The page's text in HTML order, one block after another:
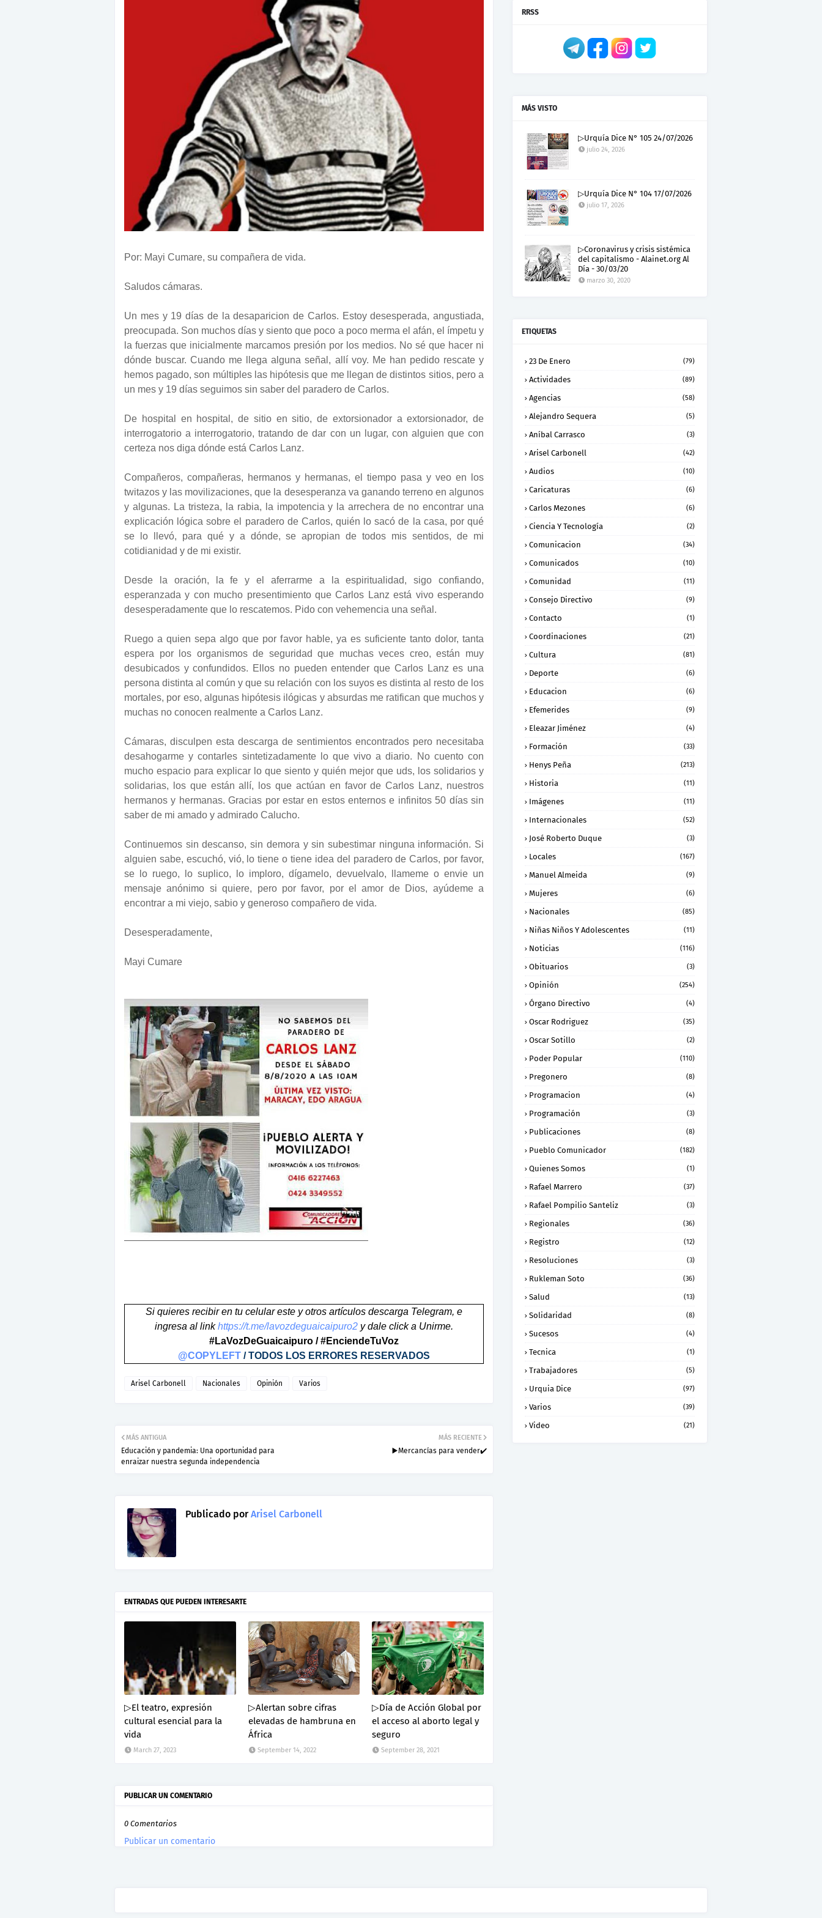
Por: Mayi Cumare, su compañera de vida.
Saludos cámaras.
Un mes y 19 días de la desaparicion de Carlos. Estoy desesperada, angustiada,
preocupada. Son muchos días y siento que poco a poco merma el afán, el ímpetu y
la fuerzas que inicialmente marcamos presión por los medios. No sé que hacer ni
dónde buscar. Cuando me llega alguna señal, allí voy. Me han pedido rescate y
hemos pagado, son múltiples las hipótesis que me llegan de distintos sitios, pero a
un mes y 19 días seguimos sin saber del paradero de Carlos.
De hospital en hospital, de sitio en sitio, de extorsionador a extorsionador, de
interrogatorio a interrogatorio, tratando de dar con un lugar, con alguien que con
certeza nos diga dónde está Carlos Lanz.
Compañeros, compañeras, hermanos y hermanas, el tiempo pasa y veo en los
twitazos y las movilizaciones, que la desesperanza va ganando terreno en algunos
y algunas. La tristeza, la rabia, la impotencia y la arrechera de no encontrar una
explicación lógica sobre el paradero de Carlos, quién lo sacó de la casa, por qué
se lo llevó, para qué y a dónde, se apropian de todos mis sentidos, de mi
cotidianidad y de mi existir.
Desde la oración, la fe y el aferrarme a la espiritualidad, sigo confiando,
esperanzada y con mucho presentimiento que Carlos Lanz está vivo esperando
desesperadamente que lo rescatemos. Pido con vehemencia una señal.
Ruego a quien sepa algo que por favor hable, ya es suficiente tanto dolor, tanta
espera por los organismos de seguridad que muchas veces creo, están muy
desubicados y confundidos. Ellos no pueden entender que Carlos Lanz es una
persona distinta al común y que su relación con los suyos es distinta al resto de los
mortales, por eso, algunas hipótesis ilógicas y absurdas me ratifican que muchos y
muchas no conocen realmente a Carlos Lanz.
Cámaras, disculpen esta descarga de sentimientos encontrados pero necesitaba
desahogarme y contarles sintetizadamente lo que vivo a diario. No cuento con
mucho espacio para explicar lo que siento y quién mejor que uds, los solidarios y
solidarias, los que están allí, los que actúan en favor de Carlos Lanz, nuestros
hermanos y hermanas. Gracias por estar en estos enternos e infinitos 50 días sin
saber de mi amado y admirado Calucho.
Continuemos sin descanso, sin demora y sin subestimar ninguna información. Si
alguien sabe, escuchó, vió, lo tiene o tiene idea del paradero de Carlos, por favor,
se lo ruego, lo suplico, lo imploro, dígamelo, devuelvalo, llameme o envie un
mensaje anónimo si quiere, pero por favor, por el amor de Dios, ayúdeme a
encontrar a mi viejo, sabio y generoso compañero de vida.
Desesperadamente,
Mayi Cumare
Si quieres recibir en tu celular este y otros artículos descarga Telegram, e
ingresa al linkhttps://t.me/lavozdeguaicaipuro2 y dale click a Unirme.
#LaVozDeGuaicaipuro / #EnciendeTuVoz
@COPYLEFT / TODOS LOS ERRORES RESERVADOS
Arisel Carbonell Nacionales Opinión Varios
MÁS RECIENTE
▶️Mercancías para vender✔️
MÁS ANTIGUA
Educación y pandemia: Una oportunidad para
enraizar nuestra segunda independencia
Publicado porArisel Carbonell
ENTRADAS QUE PUEDEN INTERESARTE
▷El teatro, expresión
cultural esencial para la
vida
March 27, 2023
▷Alertan sobre cifras
elevadas de hambruna en
África
September 14, 2022
▷Día de Acción Global por
el acceso al aborto legal y
seguro
September 28, 2021
PUBLICAR UN COMENTARIO
0 Comentarios
Publicar un comentario
RRSS
MÁS VISTO
▷Urquía Dice N° 105 24/07/2026
julio 24, 2026
▷Urquía Dice N° 104 17/07/2026
julio 17, 2026
▷Coronavirus y crisis sistémica
del capitalismo - Alainet.org Al
Día - 30/03/20
marzo 30, 2020
ETIQUETAS
23 De Enero (79)
Actividades (89)
Agencias (58)
Alejandro Sequera (5)
Aníbal Carrasco (3)
Arisel Carbonell (42)
Audios (10)
Caricaturas (6)
Carlos Mezones (6)
Ciencia Y Tecnología (2)
Comunicacion (34)
Comunicados (10)
Comunidad (11)
Consejo Directivo (9)
Contacto (1)
Coordinaciones (21)
Cultura (81)
Deporte (6)
Educacion (6)
Efemerides (9)
Eleazar Jiménez (4)
Formación (33)
Henys Peña (213)
Historia (11)
Imágenes (11)
Internacionales (52)
José Roberto Duque (3)
Locales (167)
Manuel Almeida (9)
Mujeres (6)
Nacionales (85)
Niñas Niños Y Adolescentes (11)
Noticias (116)
Obituarios (3)
Opinión (254)
Órgano Directivo (4)
Oscar Rodriguez (35)
Oscar Sotillo (2)
Poder Popular (110)
Pregonero (8)
Programacion (4)
Programación (3)
Publicaciones (8)
Pueblo Comunicador (182)
Quienes Somos (1)
Rafael Marrero (37)
Rafael Pompilio Santeliz (3)
Regionales (36)
Registro (12)
Resoluciones (3)
Rukleman Soto (36)
Salud (13)
Solidaridad (8)
Sucesos (4)
Tecnica (1)
Trabajadores (5)
Urquia Dice (97)
Varios (39)
Video (21)